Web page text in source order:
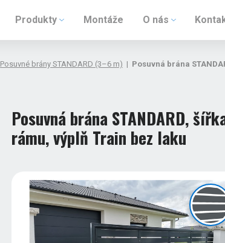
Produkty Montáže O nás
Posuvné brány STANDARD (3–6 m) | Posuvná brána
Posuvná brána STANDARD,
rámu, výplň Train bez laku